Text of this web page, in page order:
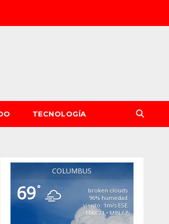
TECNOLOGÍA
COLUMBUS
69°
broken clouds
96% humedad
viento: 1m/s ESE
MAX 71 • MIN 67